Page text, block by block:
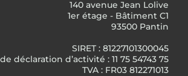
140 avenue Jean Lolive
1er étage - Bâtiment C1
93500 Pantin
SIRET : 81227101300045
déclaration d’activité : 11 75 54743 75
TVA : FR03 812271013